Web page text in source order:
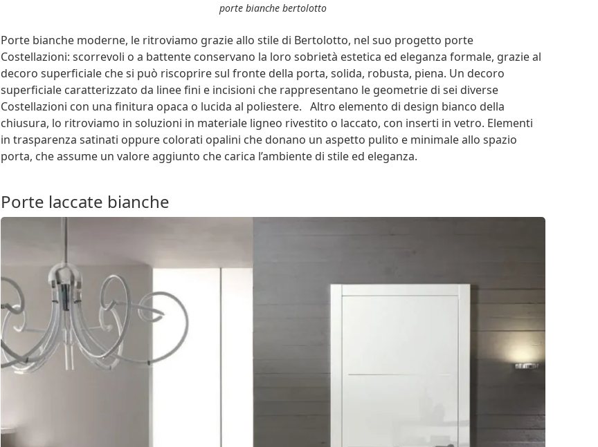
porte bianche bertolotto
Porte bianche moderne, le ritroviamo grazie allo stile di Bertolotto, nel suo progetto porte
Costellazioni: scorrevoli o a battente conservano la loro sobrietà estetica ed eleganza formale, grazie al
decoro superficiale che si può riscoprire sul fronte della porta, solida, robusta, piena. Un decoro
superficiale caratterizzato da linee fini e incisioni che rappresentano le geometrie di sei diverse
Costellazioni con una finitura opaca o lucida al poliestere. Altro elemento di design bianco della
chiusura, lo ritroviamo in soluzioni in materiale ligneo rivestito o laccato, con inserti in vetro. Elementi
in trasparenza satinati oppure colorati opalini che donano un aspetto pulito e minimale allo spazio
porta, che assume un valore aggiunto che carica l’ambiente di stile ed eleganza.
Porte laccate bianche